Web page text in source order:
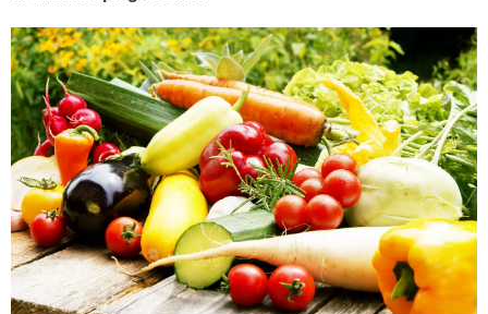
CAPELLI
SESSO
BAMBINO
DIETA
GUIDE
FORUM